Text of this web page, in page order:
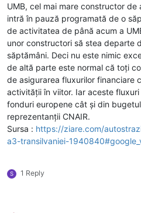
UMB, cel mai mare constructor de
intră în pauză programată de o
de activitatea de până acum a
unor constructori să stea departe
săptămâni. Deci nu este nimic
de altă parte este normal că toți
de asigurarea fluxurilor financiare
activității în viitor. Iar aceste
fonduri europene cât și din
reprezentanții CNAIR.
Sursa : https://ziare.com/
a3-transilvaniei-
S 1 Reply